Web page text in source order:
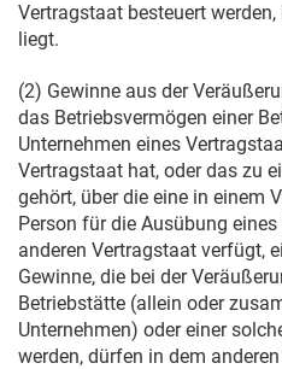
Vertragstaat besteuert
liegt.
(2) Gewinne aus der
das Betriebsvermögen einer
Unternehmen eines
Vertragstaat hat, oder das zu
gehört, über die eine in einem
Person für die Ausübung
anderen Vertragstaat verfügt,
Gewinne, die bei der
Betriebstätte (allein oder
Unternehmen) oder einer
werden, dürfen in dem